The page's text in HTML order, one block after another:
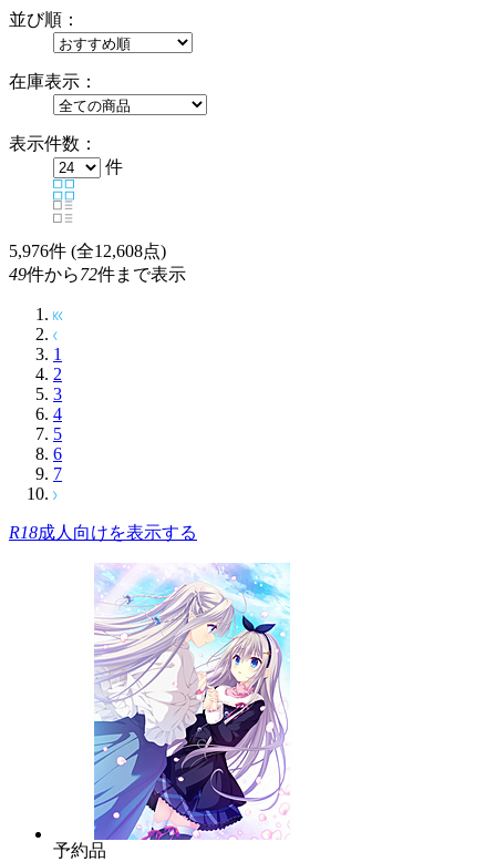
並び順：
在庫表示：
表示件数：
件
5,976件 (全12,608点)
49件から72件まで表示
1
2
3
4
5
6
7
R18成人向けを表示する
予約品